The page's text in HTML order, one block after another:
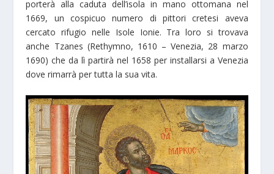
porterà alla caduta dell’isola in mano ottomana nel
1669, un cospicuo numero di pittori cretesi aveva
cercato rifugio nelle Isole Ionie. Tra loro si trovava
anche Tzanes (Rethymno, 1610 – Venezia, 28 marzo
1690) che da lì partirà nel 1658 per installarsi a Venezia
dove rimarrà per tutta la sua vita.